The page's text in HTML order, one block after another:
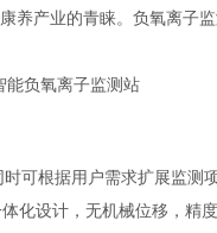
养产业的青睐。负氧离子
可根据用户需求扩展监测
化设计，无机械位移，精